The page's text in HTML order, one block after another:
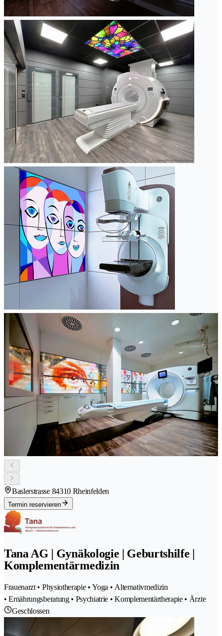
Baslerstrasse 84310 Rheinfelden
Termin reservieren
Tana AG | Gynäkologie | Geburtshilfe |
Komplementärmedizin
Frauenarzt • Physiotherapie • Yoga • Alternativmedizin
• Ernährungsberatung • Psychiatrie • Komplementärtherapie • Ärzte
Geschlossen